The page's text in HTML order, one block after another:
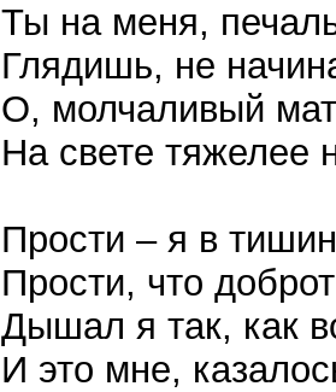
Ты на меня,
Глядишь, не
О, молчаливый
На свете тяжелее
Прости – я в
Прости, что
Дышал я так, как
И это мне,